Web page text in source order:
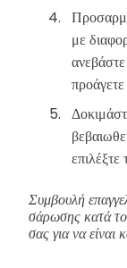
με
Συμβουλή
σάρωσης κατά το
σας για να είναι